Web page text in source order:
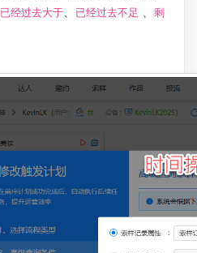
已经过去大于 已经过去不足
剩